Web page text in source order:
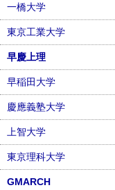
一橋大学
東京工業大学
早慶上理
早稲田大学
慶應義塾大学
上智大学
東京理科大学
GMARCH